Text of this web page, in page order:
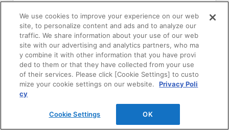
電子公告 このWEBサイトについて
プライバシーポリシー
We use cookies to improve your experience on our web
site, to personalize content and ads and to analyze our
traffic. We share information about your use of our web
site with our advertising and analytics partners, who ma
y combine it with other information that you have provi
ded to them or that they have collected from your use
of their services. Please click [Cookie Settings] to custo
mize your cookie settings on our website.
Privacy Poli
cy
Cookie Settings OK